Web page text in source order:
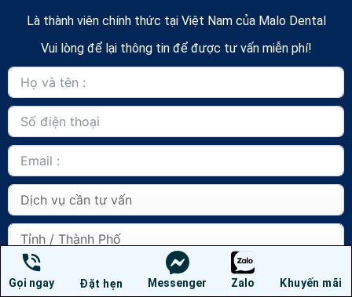
Là thành viên chính thức tại Việt Nam của Malo Dental
Vui lòng để lại thông tin để được tư vấn miễn phí!
Gọi ngay Đặt hẹn Messenger Zalo Khuyến mãi